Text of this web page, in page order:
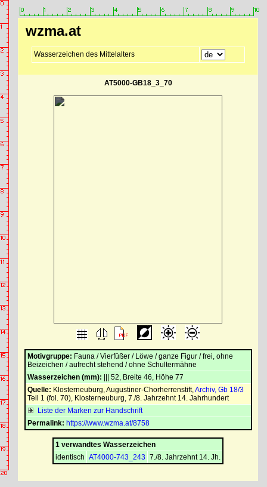
wzma.at
Wasserzeichen des Mittelalters
AT5000-GB18_3_70
Motivgruppe: Fauna / Vierfüßer / Löwe / ganze Figur / frei, ohne
Beizeichen / aufrecht stehend / ohne Schultermähne
Wasserzeichen (mm): ||| 52, Breite 46, Höhe 77
Quelle: Klosterneuburg, Augustiner-Chorherrenstift,Archiv, Gb 18/3
Teil 1 (fol. 70), Klosterneuburg, 7./8. Jahrzehnt 14. Jahrhundert
Liste der Marken zur Handschrift
Permalink: https://www.wzma.at/8758
1 verwandtes Wasserzeichen
identisch AT4000-743_243 7./8. Jahrzehnt 14. Jh.